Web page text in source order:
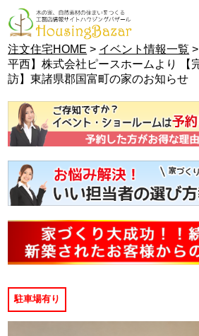
注文住宅HOME > イベント情報一覧
平西】株式会社ピースホームより 【
訪】東諸県郡国富町の家のお知らせ
駐車場有り